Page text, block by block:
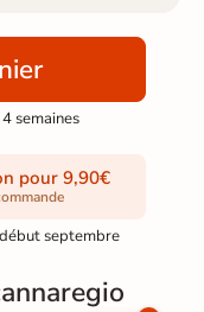
semaines
pour 9,90€
septembre